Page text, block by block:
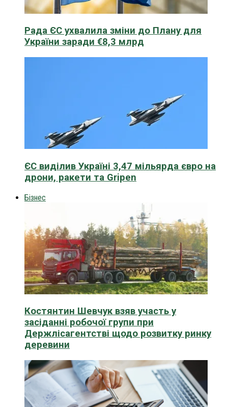
Рада ЄС ухвалила зміни до Плану для
України заради €8,3 млрд
ЄС виділив Україні 3,47 мільярда євро на
дрони, ракети та Gripen
Бізнес
Костянтин Шевчук взяв участь у
засіданні робочої групи при
Держлісагентстві щодо розвитку ринку
деревини